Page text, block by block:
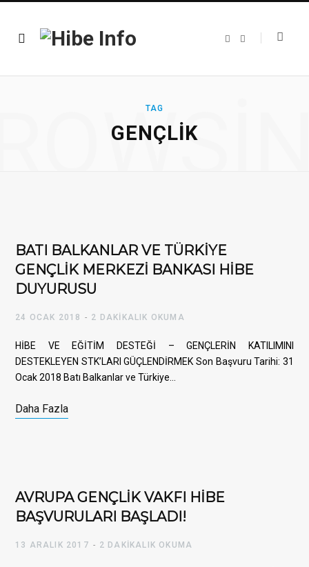
TAG
GENÇLIK
​BATI BALKANLAR VE TÜRKİYE
GENÇLİK MERKEZİ BANKASI HİBE
DUYURUSU
24 OCAK 2018 2 DAKIKALIK OKUMA
HİBE VE EĞİTİM DESTEĞİ – GENÇLERİN KATILIMINI
DESTEKLEYEN STK’LARI GÜÇLENDİRMEK Son Başvuru Tarihi: 31
Ocak 2018 Batı Balkanlar ve Türkiye…
Daha Fazla
AVRUPA GENÇLİK VAKFI HİBE
BAŞVURULARI BAŞLADI!
13 ARALIK 2017 2 DAKIKALIK OKUMA